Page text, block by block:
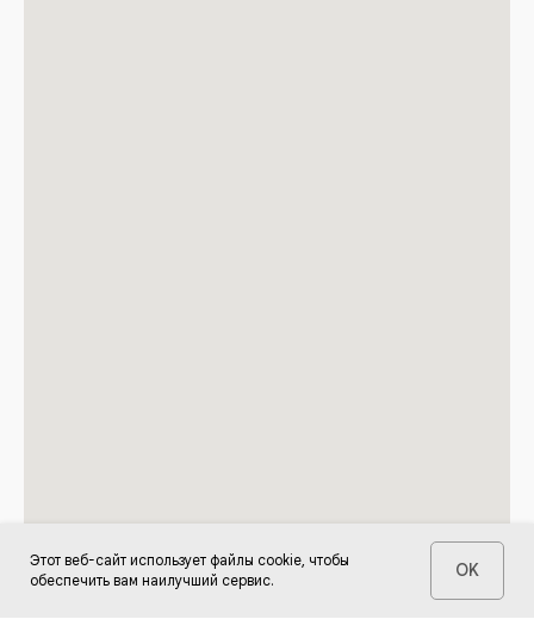
Этот веб-сайт использует файлы cookie, чтобы
обеспечить вам наилучший сервис.
OK